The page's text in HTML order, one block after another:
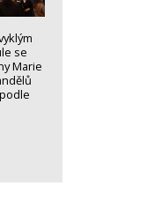
se
Marie